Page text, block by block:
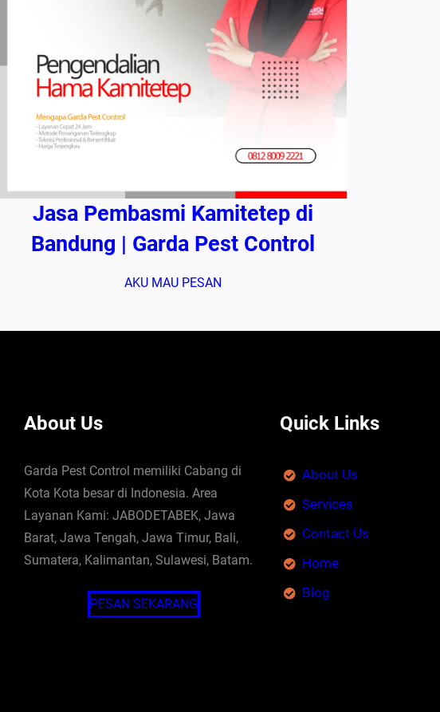
Jasa Pembasmi Kamitetep di
Bandung | Garda Pest Control
AKU MAU PESAN
About Us
Garda Pest Control memiliki Cabang di
Kota Kota besar di Indonesia. Area
Layanan Kami: JABODETABEK, Jawa
Barat, Jawa Tengah, Jawa Timur, Bali,
Sumatera, Kalimantan, Sulawesi, Batam.
PESAN SEKARANG
Quick Links
About Us
Services
Contact Us
Home
Blog